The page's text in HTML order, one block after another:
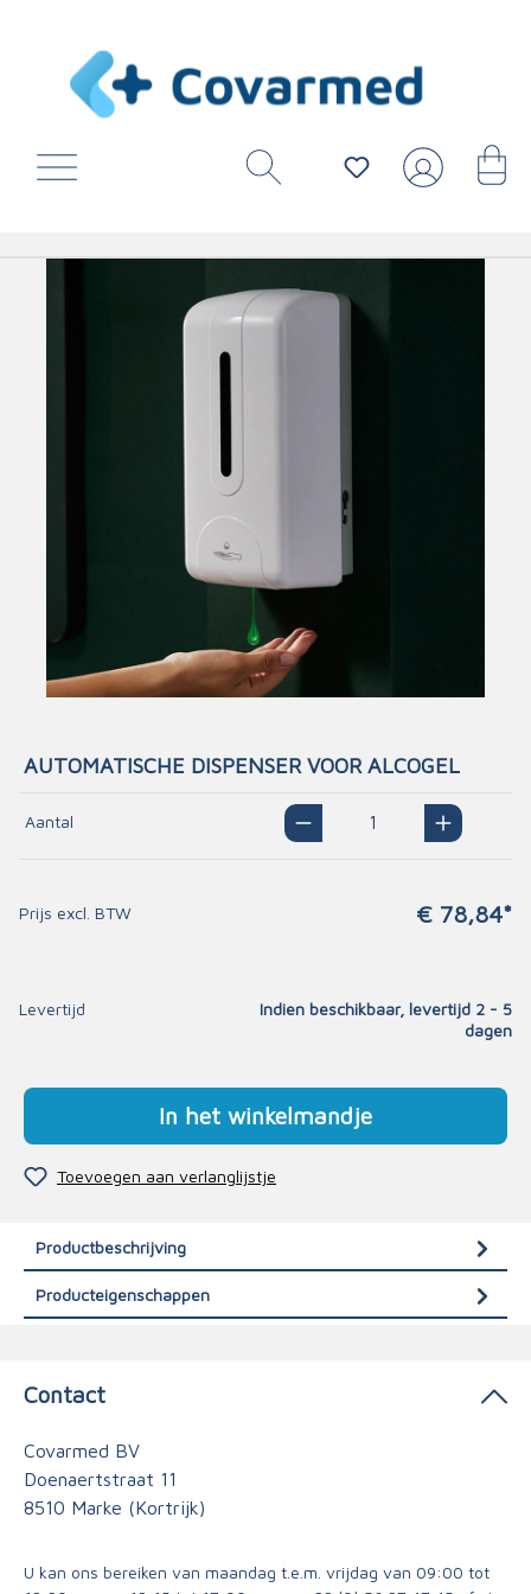
AUTOMATISCHE DISPENSER VOOR ALCOGEL
Aantal
Prijs excl. BTW € 78,84*
Levertijd
Indien beschikbaar, levertijd 2 - 5
dagen
In het winkelmandje
Toevoegen aan verlanglijstje
Productbeschrijving
Producteigenschappen
Contact
Covarmed BV
Doenaertstraat 11
8510 Marke (Kortrijk)
U kan ons bereiken van maandag t.e.m. vrijdag van 09:00 tot